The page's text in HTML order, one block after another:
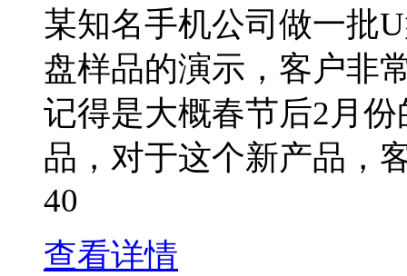
某知名手机公司做一批
盘样品的演示，客户非
记得是大概春节后2月
品，对于这个新产品，
40
查看详情